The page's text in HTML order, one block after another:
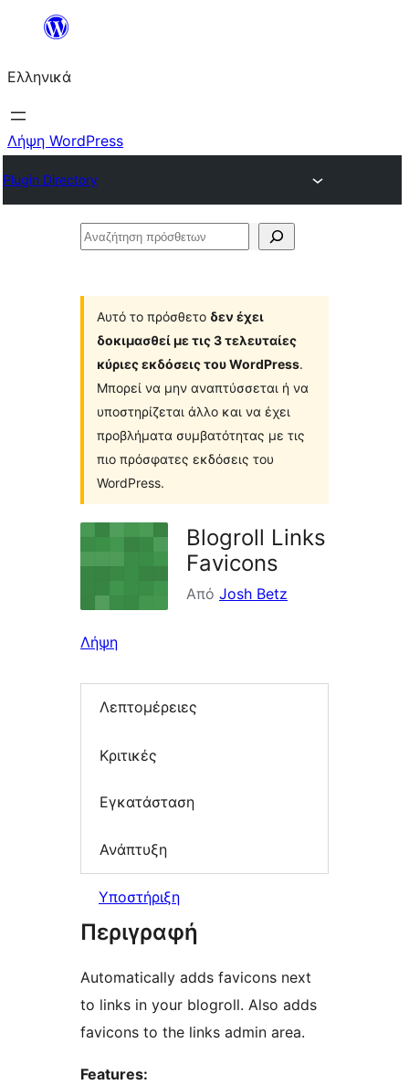
Μετάβαση
περιεχόμενο
Ελληνικά
Λήψη WordPress
Plugin Directory
Αναζήτηση
Αυτό το πρόσθετο δεν έχει
δοκιμασθεί με τις 3 τελευταίες
κύριες εκδόσεις του WordPress.
Μπορεί να μην αναπτύσσεται ή να
υποστηρίζεται άλλο και να έχει
προβλήματα συμβατότητας με τις
πιο πρόσφατες εκδόσεις του
WordPress.
Blogroll Links
Favicons
Από Josh Betz
Λήψη
Λεπτομέρειες
Κριτικές
Εγκατάσταση
Ανάπτυξη
Υποστήριξη
Περιγραφή
Automatically adds favicons next
to links in your blogroll. Also adds
favicons to the links admin area.
Features: